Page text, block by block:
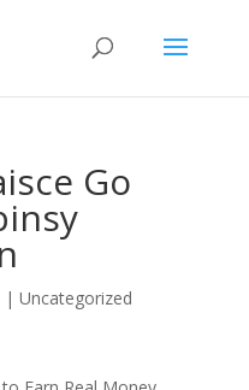
Go
| Uncategorized